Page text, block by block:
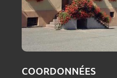
COORDONNÉES